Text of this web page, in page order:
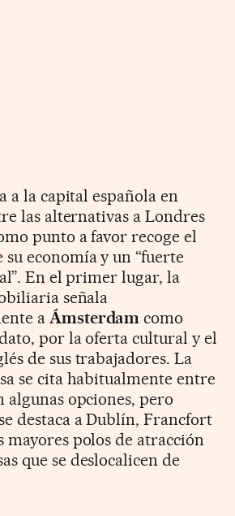
a la capital española en
las alternativas a Londres
punto a favor recoge el
economía y un “fuerte
En el primer lugar, la
señala
a Ámsterdam como
por la oferta cultural y el
de sus trabajadores. La
se cita habitualmente entre
algunas opciones, pero
destaca a Dublín, Francfort
mayores polos de atracción
que se deslocalicen de